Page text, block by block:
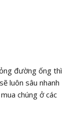
đường ống thì
luôn sâu nhanh
chúng ở các